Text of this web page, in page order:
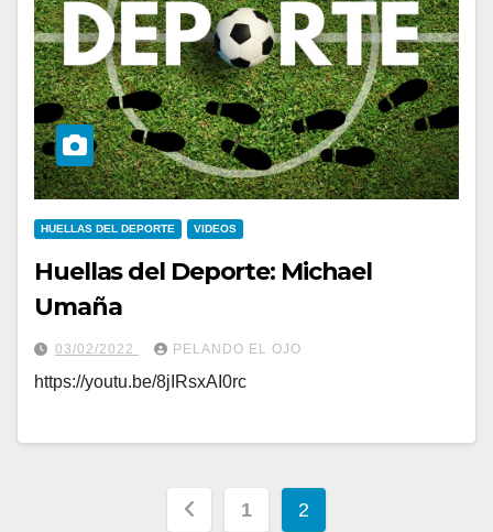
HUELLAS DEL DEPORTE VIDEOS
Huellas del Deporte: Michael
Umaña
03/02/2022 PELANDO EL OJO
https://youtu.be/8jIRsxAI0rc
Navegación
1 2